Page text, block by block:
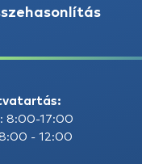
8:00-17:00
- 12:00